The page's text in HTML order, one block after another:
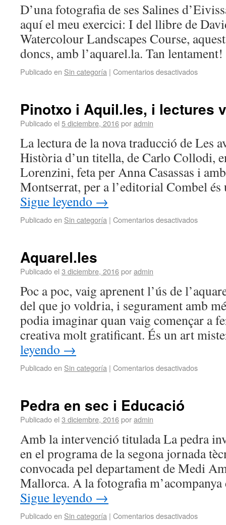
D’una fotografia de ses Salines
aquí el meu exercici: I del llibre de
Watercolour Landscapes Course,
doncs, amb l’aquarel.la. Tan lentament!
Publicado en Sin categoría | Comentarios desactivados
Pinotxo i Aquil.les, i lectures
Publicado el 5 diciembre, 2016poradmin
La lectura de la nova traducció de Les
Història d’un titella, de Carlo Collodi,
Lorenzini, feta per Anna Casassas i
Montserrat, per a l’editorial Combel
Sigue leyendo →
Publicado en Sin categoría | Comentarios desactivados
Aquarel.les
Publicado el 3 diciembre, 2016poradmin
Poc a poc, vaig aprenent l’ús de
del que jo voldria, i segurament amb
podia imaginar quan vaig començar a
creativa molt gratificant. És un art
leyendo →
Publicado en Sin categoría | Comentarios desactivados
Pedra en sec i Educació
Publicado el 3 diciembre, 2016poradmin
Amb la intervenció titulada La pedra
en el programa de la segona jornada
convocada pel departament de Medi
Mallorca. A la fotografia
Sigue leyendo →
Publicado en Sin categoría | Comentarios desactivados